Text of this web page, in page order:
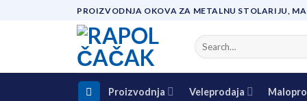
PROIZVODNJA OKOVA ZA METALNU STOLARIJU,
Search
for:
Proizvodnja Veleprodaja